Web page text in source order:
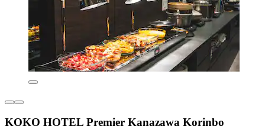
KOKO HOTEL Premier Kanazawa Korinbo